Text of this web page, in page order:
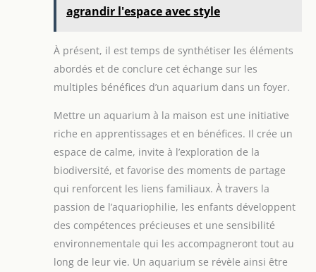
agrandir l'espace avec style
À présent, il est temps de synthétiser les éléments
abordés et de conclure cet échange sur les
multiples bénéfices d’un aquarium dans un foyer.
Mettre un aquarium à la maison est une initiative
riche en apprentissages et en bénéfices. Il crée un
espace de calme, invite à l’exploration de la
biodiversité, et favorise des moments de partage
qui renforcent les liens familiaux. À travers la
passion de l’aquariophilie, les enfants développent
des compétences précieuses et une sensibilité
environnementale qui les accompagneront tout au
long de leur vie. Un aquarium se révèle ainsi être